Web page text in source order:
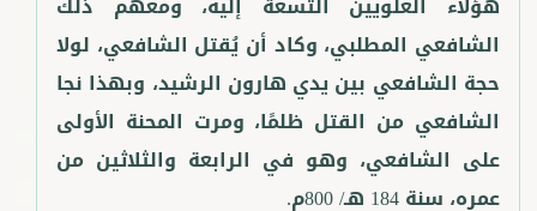
الشافعي المطلبي، وكاد أن يُقتل الشافعي، لولا
حجة الشافعي بين يدي هارون الرشيد، وبهذا نجا
الشافعي من القتل ظلمًا، ومرت المحنة الأولى
على الشافعي، وهو في الرابعة والثلاثين من